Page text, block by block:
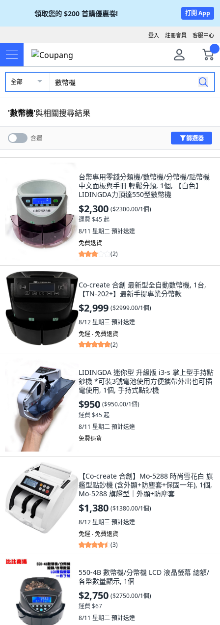
領取您的 $200 首購優惠卷! 打開 App
客服中心
註冊會員
登入
全部
'數幣機'與相關搜尋結果
含運 篩選器
台幣專用零錢分類機/數幣機/分幣機/點幣機
中文面板與手冊 輕鬆分類, 1個, 【白色】
LIDINGDA力頂達550型數幣機
$2,300 ($2300.00/1個)
運費 $45 起
8/11 星期二預計送達
免費退貨
(2)
Co-create 合創 最新型全自動數幣機, 1台,
【TN-202+】最新手提專業分幣款
$2,999 ($2999.00/1個)
8/12 星期三預計送達
免運 ∙ 免費退貨
(2)
LIDINGDA 迷你型 升級版 i3-s 掌上型手持點
鈔機 *可裝3號電池使用方便攜帶外出也可插
電使用, 1個, 手持式點鈔機
$950 ($950.00/1個)
運費 $45 起
8/11 星期二預計送達
免費退貨
【Co-create 合創】Mo-5288 時尚雪花白 旗
艦型點鈔機 (含外顯+防塵套+保固一年), 1個,
Mo-5288 旗艦型｜外顯+防塵套
$1,380 ($1380.00/1個)
8/12 星期三預計送達
免運 ∙ 免費退貨
(3)
550-4B 數幣機/分幣機 LCD 液晶螢幕 總額/
各幣數量顯示, 1個
$2,750 ($2750.00/1個)
運費 $67
8/11 星期二預計送達